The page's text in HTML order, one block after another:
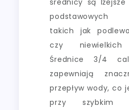
podstawowych
takich jak
czy niewielkich
Średnice 3/4
zapewniają
przepływ wody, co
przy szybkim